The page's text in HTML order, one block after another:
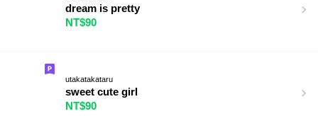
dream is pretty
NT$90
utakatakataru
sweet cute girl
NT$90